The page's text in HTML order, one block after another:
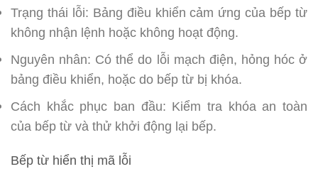
Trạng thái lỗi: Bảng điều khiển cảm ứng của bếp từ
không nhận lệnh hoặc không hoạt động.
Nguyên nhân: Có thể do lỗi mạch điện, hỏng hóc ở
bảng điều khiển, hoặc do bếp từ bị khóa.
Cách khắc phục ban đầu: Kiểm tra khóa an toàn
của bếp từ và thử khởi động lại bếp.
Bếp từ hiển thị mã lỗi